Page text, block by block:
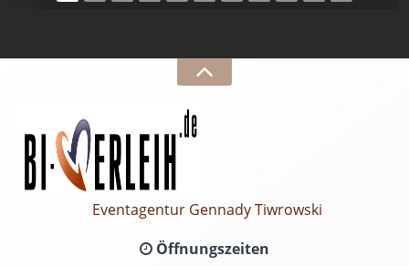
Eventagentur Gennady Tiwrowski
Öffnungszeiten